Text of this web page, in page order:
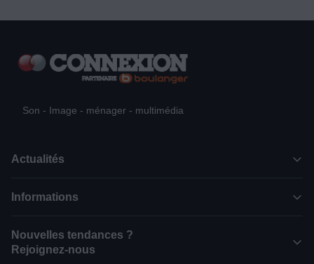
Son - Image - ménager - multimédia
Actualités
Informations
Nouvelles tendances ?
Rejoignez-nous